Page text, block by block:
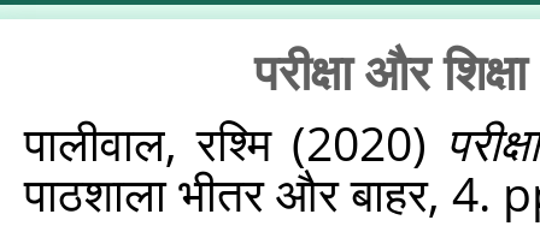
परीक्षा और
पालीवाल, रश्मि(2020)
पाठशाला भीतर और बाहर, 4.